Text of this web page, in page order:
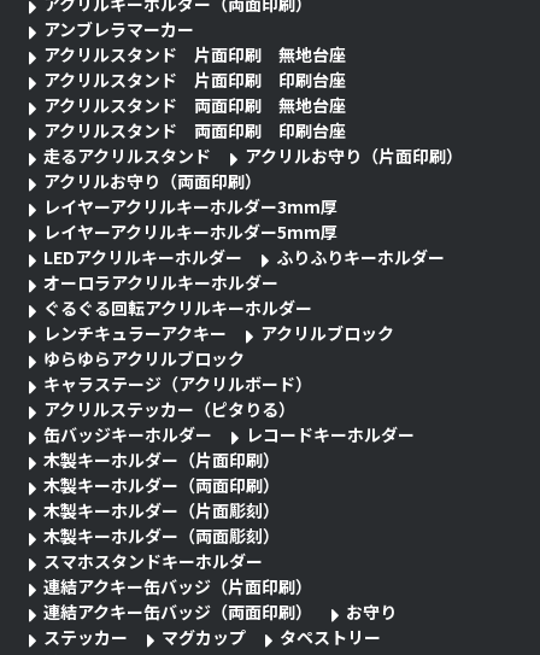
アンブレラマーカー
アクリルスタンド 片面印刷 無地台座
アクリルスタンド 片面印刷 印刷台座
アクリルスタンド 両面印刷 無地台座
アクリルスタンド 両面印刷 印刷台座
走るアクリルスタンド
アクリルお守り（片面印刷）
アクリルお守り（両面印刷）
レイヤーアクリルキーホルダー3mm厚
レイヤーアクリルキーホルダー5mm厚
LEDアクリルキーホルダー
ふりふりキーホルダー
オーロラアクリルキーホルダー
ぐるぐる回転アクリルキーホルダー
レンチキュラーアクキー
アクリルブロック
ゆらゆらアクリルブロック
キャラステージ（アクリルボード）
アクリルステッカー（ピタりる）
缶バッジキーホルダー
レコードキーホルダー
木製キーホルダー（片面印刷）
木製キーホルダー（両面印刷）
木製キーホルダー（片面彫刻）
木製キーホルダー（両面彫刻）
スマホスタンドキーホルダー
連結アクキー缶バッジ（片面印刷）
連結アクキー缶バッジ（両面印刷）
お守り
ステッカー
マグカップ
タペストリー